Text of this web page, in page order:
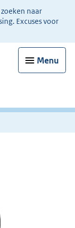
naar
Excuses voor
Menu